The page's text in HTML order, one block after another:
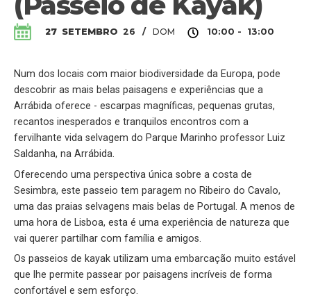
27 SETEMBRO 26 / DOM 10:00 - 13:00
Num dos locais com maior biodiversidade da Europa, pode
descobrir as mais belas paisagens e experiências que a
Arrábida oferece - escarpas magníficas, pequenas grutas,
recantos inesperados e tranquilos encontros com a
fervilhante vida selvagem do Parque Marinho professor Luiz
Saldanha, na Arrábida.
Oferecendo uma perspectiva única sobre a costa de
Sesimbra, este passeio tem paragem no Ribeiro do Cavalo,
uma das praias selvagens mais belas de Portugal. A menos de
uma hora de Lisboa, esta é uma experiência de natureza que
vai querer partilhar com família e amigos.
Os passeios de kayak utilizam uma embarcação muito estável
que lhe permite passear por paisagens incríveis de forma
confortável e sem esforço.